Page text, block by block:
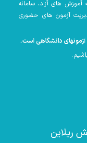
ی : سامانه آموزش های آزاد، سامانه
آزمون های حضوری
دانشگاهی است.
.
ریلاین